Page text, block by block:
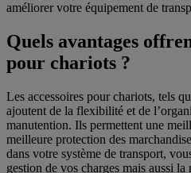
améliorer votre équipement de
Quels avantages
pour chariots ?
Les accessoires pour chariots, tels
ajoutent de la flexibilité et de
manutention. Ils permettent une
meilleure protection des
dans votre système de transport,
gestion de vos charges mais aussi